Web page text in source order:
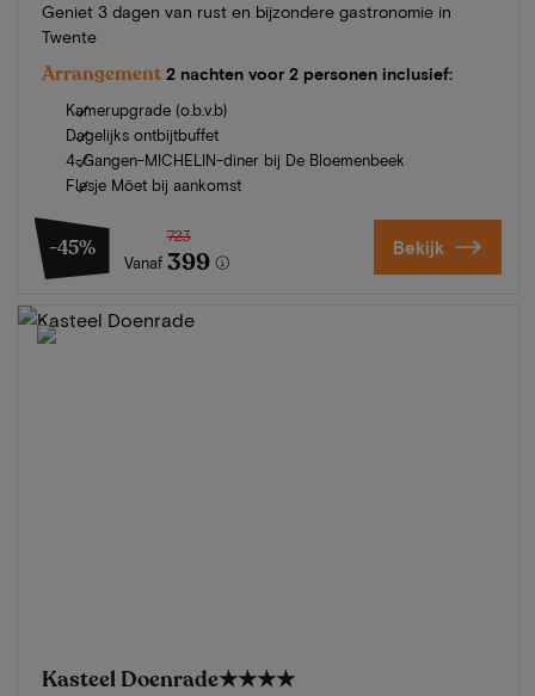
Geniet 3 dagen van rust en bijzondere gastronomie in
Twente
Arrangement 2 nachten voor 2 personen inclusief:
Kamerupgrade (o.b.v.b)
Dagelijks ontbijtbuffet
4-Gangen-MICHELIN-diner bij De Bloemenbeek
Flesje Möet bij aankomst
-45%
Vanaf
723
399 Bekijk
Kasteel Doenrade★★★★